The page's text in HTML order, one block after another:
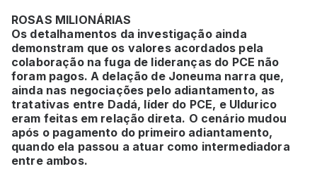
ROSAS MILIONÁRIAS
Os detalhamentos da investigação ainda
demonstram que os valores acordados pela
colaboração na fuga de lideranças do PCE não
foram pagos. A delação de Joneuma narra que,
ainda nas negociações pelo adiantamento, as
tratativas entre Dadá, líder do PCE, e Uldurico
eram feitas em relação direta. O cenário mudou
após o pagamento do primeiro adiantamento,
quando ela passou a atuar como intermediadora
entre ambos.